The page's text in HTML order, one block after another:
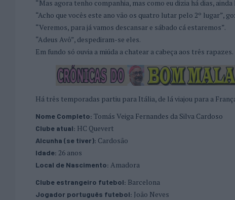
“Mas agora tenho companhia, mas como eu dizia há dias,
“Acho que vocês este ano vão os quatro lutar pelo 2º lugar”,
“Veremos, para já vamos descansar e sábado cá estaremos”.
“Adeus Avô”, despediram-se eles.
Em fundo só ouvia a miúda a chatear a cabeça aos três rapazes.
Há três temporadas partiu para Itália, de lá viajou para a
Nome Completo: Tomás Veiga Fernandes da Silva Cardoso
Clube atual: HC Quevert
Alcunha (se tiver): Cardosão
Idade: 26 anos
Local de Nascimento: Amadora
Clube estrangeiro futebol: Barcelona
Jogador português futebol: João Neves